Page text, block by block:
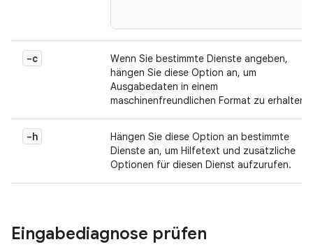
-c
Wenn Sie bestimmte Dienste angeben,
hängen Sie diese Option an, um
Ausgabedaten in einem
maschinenfreundlichen Format zu erhalten.
-h
Hängen Sie diese Option an bestimmte
Dienste an, um Hilfetext und zusätzliche
Optionen für diesen Dienst aufzurufen.
Eingabediagnose prüfen